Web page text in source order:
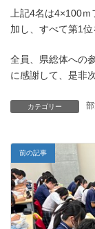
上記4名は4×100
加し、すべて第1位
全員、県総体への
に感謝して、是非
カテゴリー
前の記事